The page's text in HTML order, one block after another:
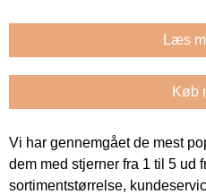
Læs
Køb
Vi har gennemgået de mest
dem med stjerner fra 1 til 5 ud
sortimentstørrelse,